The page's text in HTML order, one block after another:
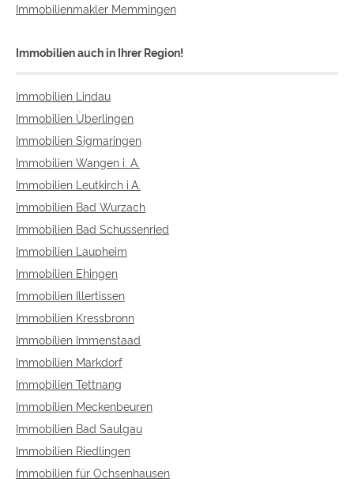
Immobilienmakler Memmingen
Immobilien auch in Ihrer Region!
Immobilien Lindau
Immobilien Überlingen
Immobilien Sigmaringen
Immobilien Wangen i. A.
Immobilien Leutkirch i.A.
Immobilien Bad Wurzach
Immobilien Bad Schussenried
Immobilien Laupheim
Immobilien Ehingen
Immobilien Illertissen
Immobilien Kressbronn
Immobilien Immenstaad
Immobilien Markdorf
Immobilien Tettnang
Immobilien Meckenbeuren
Immobilien Bad Saulgau
Immobilien Riedlingen
Immobilien für Ochsenhausen